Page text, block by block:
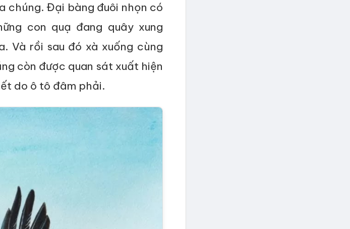
chúng. Đại bàng đuôi nhọn có
con quạ đang quây xung
Và rồi sau đó xà xuống cùng
còn được quan sát xuất hiện
do ô tô đâm phải.